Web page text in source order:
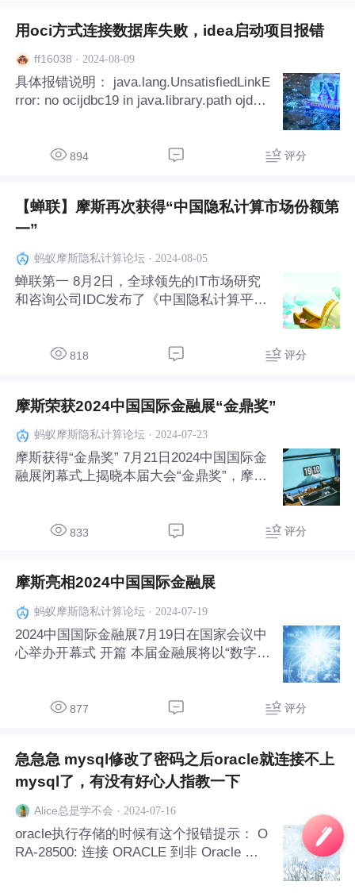
用oci方式连接数据库失败，idea启动项目报错
ff16038 · 2024-08-09
具体报错说明： java.lang.UnsatisfiedLinkE
rror: no ocijdbc19 in java.library.path ojdbc
894 评分
【蝉联】摩斯再次获得“中国隐私计算市场份额第
一”
蚂蚁摩斯隐私计算论坛· 2024-08-05
蝉联第一 8月2日，全球领先的IT市场研究
和咨询公司IDC发布了《中国隐私计算平台
35.3%的市场份额蝉联第一。 2023年，中
818 评分
摩斯荣获2024中国国际金融展“金鼎奖”
蚂蚁摩斯隐私计算论坛· 2024-07-23
摩斯获得“金鼎奖” 7月21日2024中国国际金
融展闭幕式上揭晓本届大会“金鼎奖”，摩斯
奖*优秀金融科技赋能业务创新案例奖”。
833 评分
摩斯亮相2024中国国际金融展
蚂蚁摩斯隐私计算论坛· 2024-07-19
2024中国国际金融展7月19日在国家会议中
心举办开幕式 开篇 本届金融展将以“数字金
金融为经济社会发展提供高质量服务，在科
877 评分
急急急 mysql修改了密码之后oracle就连接不上
mysql了，有没有好心人指教一下
Alice总是学不会 · 2024-07-16
oracle执行存储的时候有这个报错提示： O
RA-28500: 连接 ORACLE 到非 Oracle 系